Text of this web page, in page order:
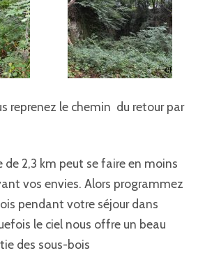
reprenez le chemin du retour par
2,3 km peut se faire en moins
vos envies. Alors programmez
pendant votre séjour dans
le ciel nous offre un beau
des sous-bois